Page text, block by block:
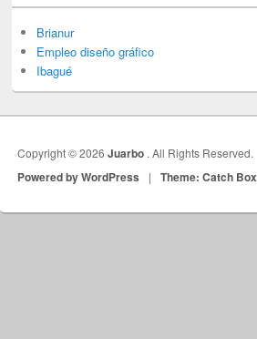
Brianur
Empleo diseño gráfico
Ibagué
Copyright © 2026Juarbo . All Rights Reserved.
Powered by WordPress | Theme: Catch Box